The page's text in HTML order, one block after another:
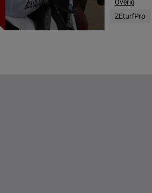
Overig
ZEturfPro